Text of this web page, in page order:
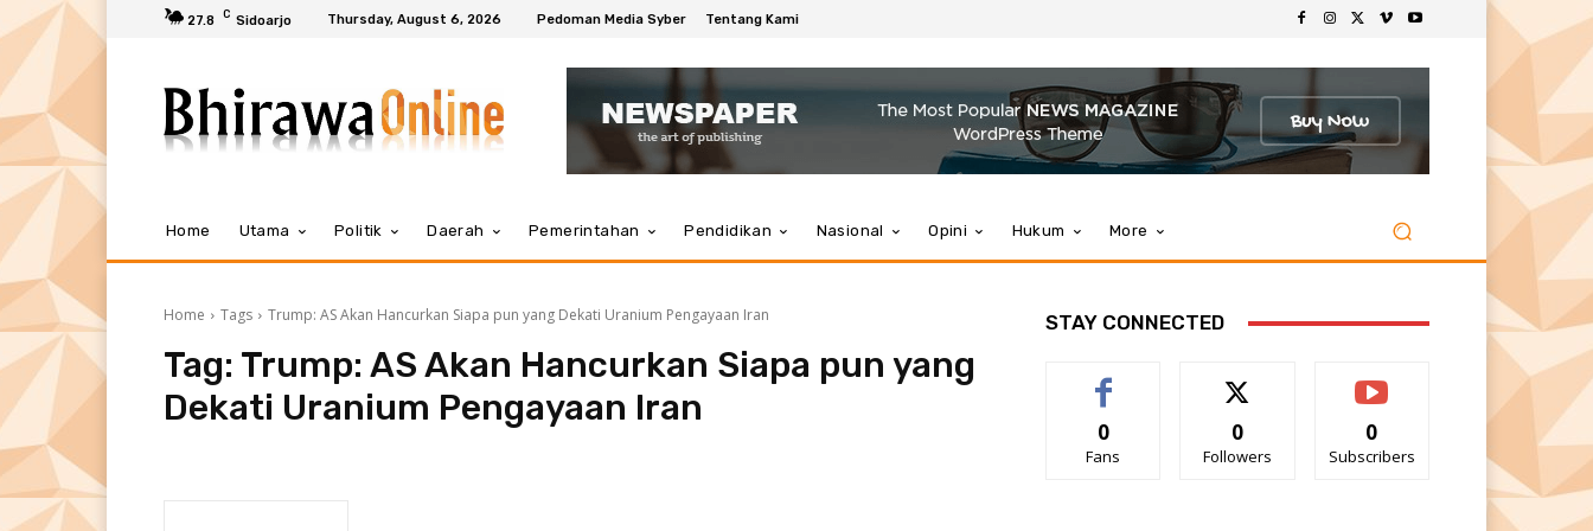
27.8 C Sidoarjo Thursday, August 6, 2026 Pedoman Media Syber Tentang Kami
Home Utama Politik Daerah Pemerintahan Pendidikan Nasional Opini Hukum More
Home Tags Trump: AS Akan Hancurkan Siapa pun yang Dekati Uranium Pengayaan Iran
Tag: Trump: AS Akan Hancurkan Siapa pun yang
Dekati Uranium Pengayaan Iran
STAY CONNECTED
0
Fans
0
Followers
0
Subscribers